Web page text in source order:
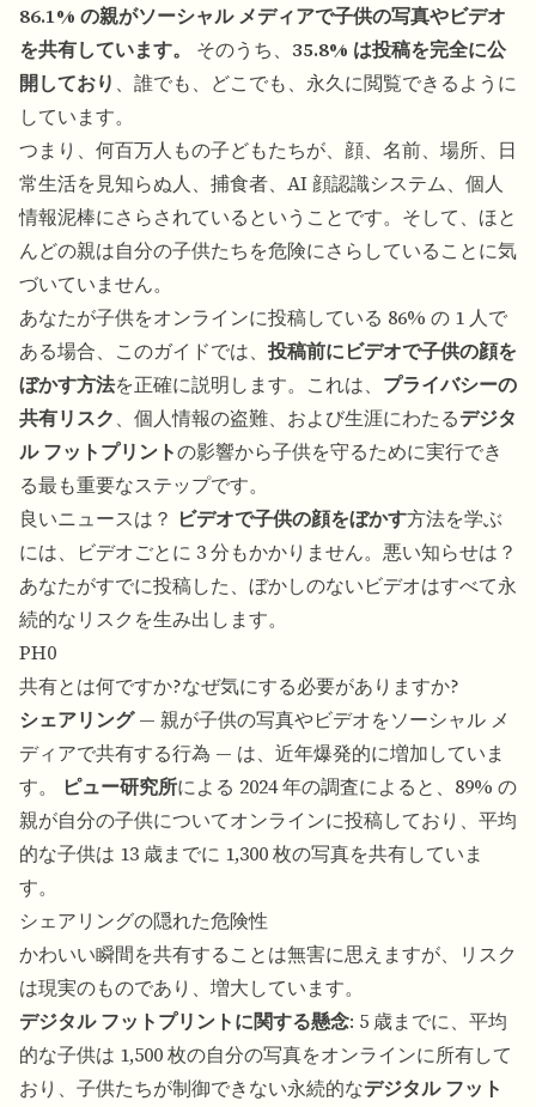
86.1% の親がソーシャル メディアで子供の写真やビデオ
を共有しています。
そのうち、 35.8% は投稿を完全に公
開しており 、誰でも、どこでも、永久に閲覧できるように
しています。
つまり、何百万人もの子どもたちが、顔、名前、場所、日
常生活を見知らぬ人、捕食者、AI 顔認識システム、個人
情報泥棒にさらされているということです。そして、ほと
んどの親は自分の子供たちを危険にさらしていることに気
づいていません。
あなたが子供をオンラインに投稿している 86% の 1 人で
ある場合、このガイドでは、 投稿前にビデオで子供の顔を
ぼかす方法を正確に説明します。これは、 プライバシーの
共有リスク、個人情報の盗難、および生涯にわたるデジタ
ル フットプリントの影響から子供を守るために実行でき
る最も重要なステップです。
良いニュースは？ ビデオで子供の顔をぼかす方法を学ぶ
には、ビデオごとに 3 分もかかりません。悪い知らせは？
あなたがすでに投稿した、ぼかしのないビデオはすべて永
続的なリスクを生み出します。
PH0
共有とは何ですか?なぜ気にする必要がありますか?
シェアリング— 親が子供の写真やビデオをソーシャル メ
ディアで共有する行為 — は、近年爆発的に増加していま
す。
ピュー研究所による 2024 年の調査によると、89% の
親が自分の子供についてオンラインに投稿しており、平均
的な子供は 13 歳までに 1,300 枚の写真を共有していま
す。
シェアリングの隠れた危険性
かわいい瞬間を共有することは無害に思えますが、リスク
は現実のものであり、増大しています。
デジタル フットプリントに関する懸念: 5 歳までに、平均
的な子供は 1,500 枚の自分の写真をオンラインに所有して
おり、子供たちが制御できない永続的なデジタル フット